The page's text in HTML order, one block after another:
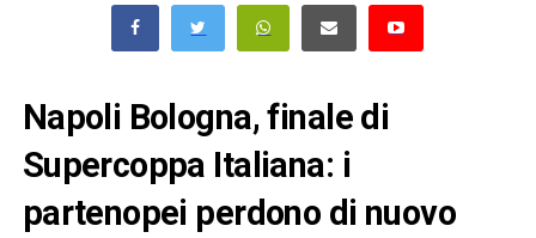
Napoli Bologna, finale di
Supercoppa Italiana: i
partenopei perdono di nuovo